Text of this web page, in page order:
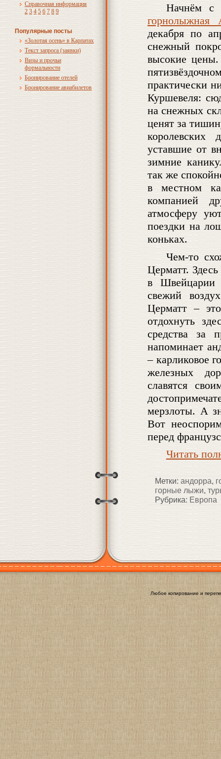
Справочная информация
2 3 4 5 6 7 8 9
Популярные посты
«Золотая осень» в Карпатах
Текст запроса (заявки)
Визы и прочьи
формальности
Бронирование отелей
Бронирование авиабилетов
Начнём с
горнолыжная
декабря по
снежный
высокие
практически
Куршевеля:
на снежных
ценят за
уставшие от
зимние
так же
в местном
компанией
атмосферу
поездки на
коньках.
Чем-то
Церматт.
в Швейцарии
свежий
Церматт –
отдохнуть
средства за
напоминает
– карликовое
железных
славятся
мерзлоты. А
Вот
перед
Читать
Метки: андорра,
горные лыжи,
Рубрика: Европа
Любое копирование и